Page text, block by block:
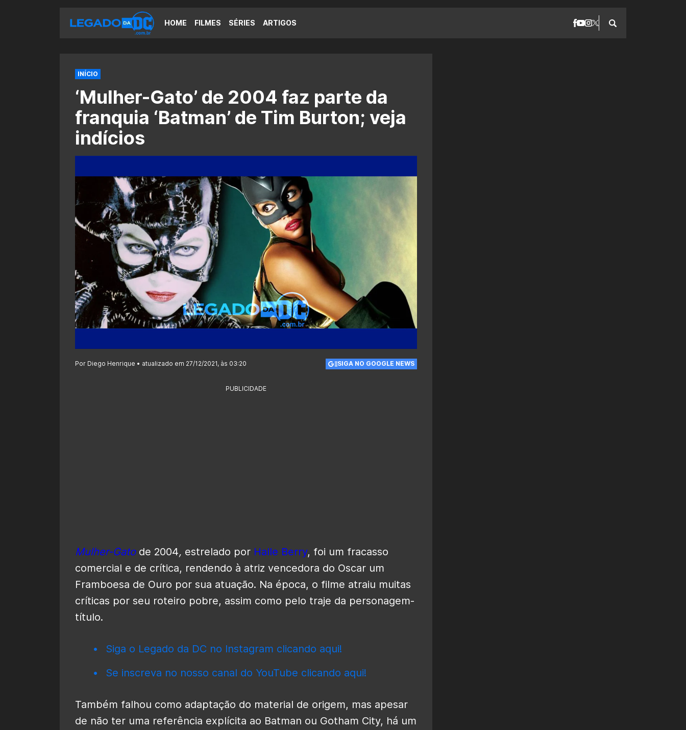
HOME FILMES SÉRIES ARTIGOS
INÍCIO
‘Mulher-Gato’ de 2004 faz parte da
franquia ‘Batman’ de Tim Burton; veja
indícios
Por Diego Henrique • atualizado em 27/12/2021, às 03:20 SIGA NO GOOGLE NEWS
PUBLICIDADE
Mulher-Gatode 2004, estrelado por Halle Berry, foi um fracasso
comercial e de crítica, rendendo à atriz vencedora do Oscar um
Framboesa de Ouro por sua atuação. Na época, o filme atraiu muitas
críticas por seu roteiro pobre, assim como pelo traje da personagem-
título.
Siga o Legado da DC no Instagram clicando aqui!
Se inscreva no nosso canal do YouTube clicando aqui!
Também falhou como adaptação do material de origem, mas apesar
de não ter uma referência explícita ao Batman ou Gotham City, há um